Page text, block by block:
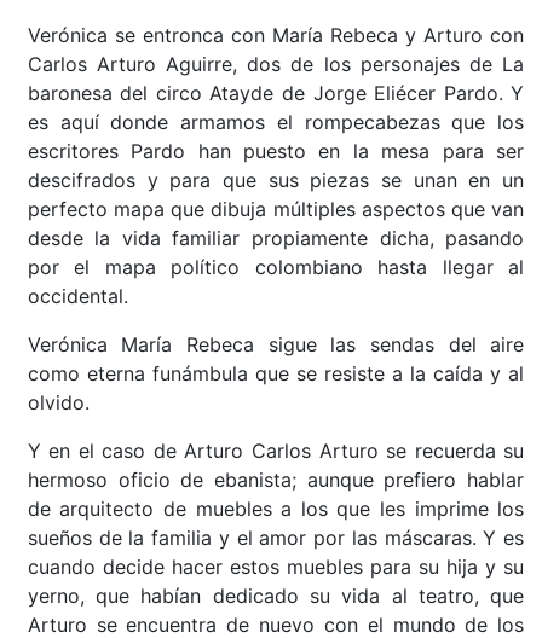
Verónica se entronca con María Rebeca y Arturo con
Carlos Arturo Aguirre, dos de los personajes de La
baronesa del circo Atayde de Jorge Eliécer Pardo. Y
es aquí donde armamos el rompecabezas que los
escritores Pardo han puesto en la mesa para ser
descifrados y para que sus piezas se unan en un
perfecto mapa que dibuja múltiples aspectos que van
desde la vida familiar propiamente dicha, pasando
por el mapa político colombiano hasta llegar al
occidental.
Verónica María Rebeca sigue las sendas del aire
como eterna funámbula que se resiste a la caída y al
olvido.
Y en el caso de Arturo Carlos Arturo se recuerda su
hermoso oficio de ebanista; aunque prefiero hablar
de arquitecto de muebles a los que les imprime los
sueños de la familia y el amor por las máscaras. Y es
cuando decide hacer estos muebles para su hija y su
yerno, que habían dedicado su vida al teatro, que
Arturo se encuentra de nuevo con el mundo de los